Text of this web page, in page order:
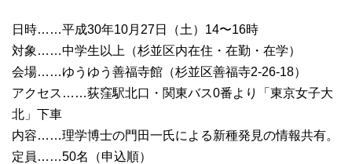
日時……平成30年10月27日（土）14〜16時
対象……中学生以上（杉並区内在住・在勤・在学）
会場……ゆうゆう善福寺館（杉並区善福寺2-26-18）
アクセス……荻窪駅北口・関東バス0番より「東京女子大
北」下車
内容……理学博士の門田一氏による新種発見の情報共有。
定員……50名（申込順）